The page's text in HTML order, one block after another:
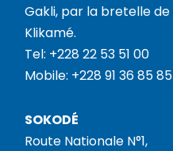
Gakli, par la bretelle de
Klikamé.
Tel: +228 22 53 51 00
Mobile: +228 91 36 85 85
SOKODÉ
Route Nationale N°1,